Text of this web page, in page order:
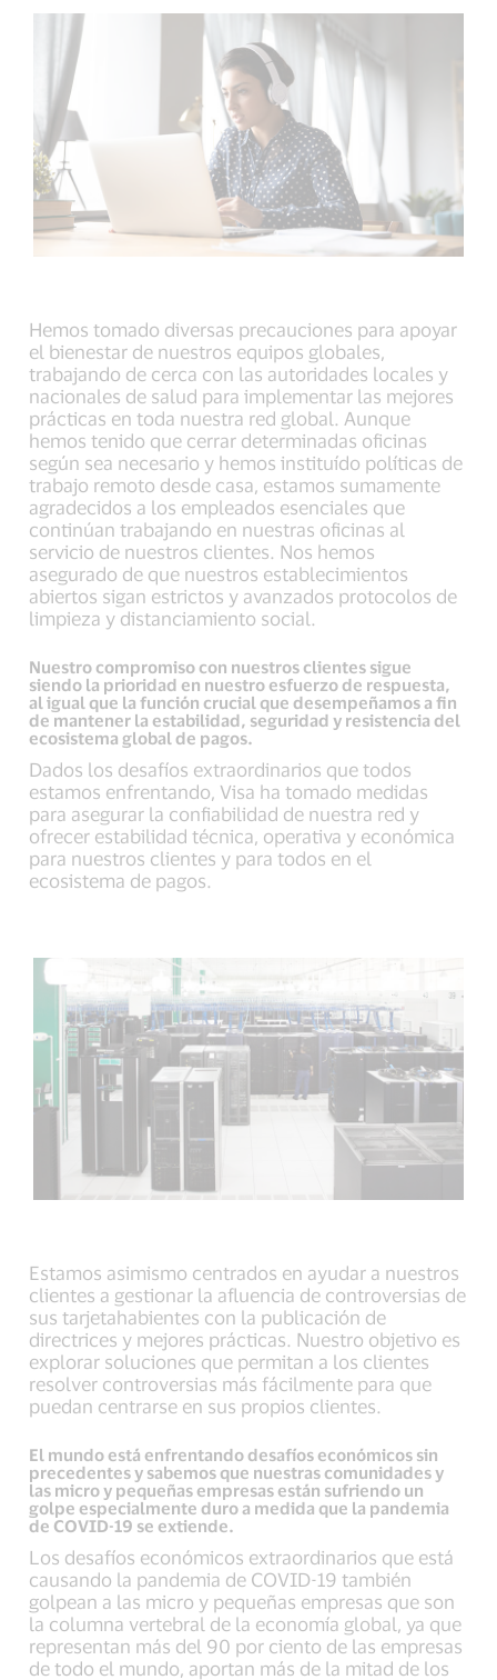
Hemos tomado diversas precauciones para apoyar
el bienestar de nuestros equipos globales,
trabajando de cerca con las autoridades locales y
nacionales de salud para implementar las mejores
prácticas en toda nuestra red global. Aunque
hemos tenido que cerrar determinadas oficinas
según sea necesario y hemos instituído políticas de
trabajo remoto desde casa, estamos sumamente
agradecidos a los empleados esenciales que
continúan trabajando en nuestras oficinas al
servicio de nuestros clientes. Nos hemos
asegurado de que nuestros establecimientos
abiertos sigan estrictos y avanzados protocolos de
limpieza y distanciamiento social.
Nuestro compromiso con nuestros clientes sigue
siendo la prioridad en nuestro esfuerzo de respuesta,
al igual que la función crucial que desempeñamos a fin
de mantener la estabilidad, seguridad y resistencia del
ecosistema global de pagos.
Dados los desafíos extraordinarios que todos
estamos enfrentando, Visa ha tomado medidas
para asegurar la confiabilidad de nuestra red y
ofrecer estabilidad técnica, operativa y económica
para nuestros clientes y para todos en el
ecosistema de pagos.
Estamos asimismo centrados en ayudar a nuestros
clientes a gestionar la afluencia de controversias de
sus tarjetahabientes con la publicación de
directrices y mejores prácticas. Nuestro objetivo es
explorar soluciones que permitan a los clientes
resolver controversias más fácilmente para que
puedan centrarse en sus propios clientes.
El mundo está enfrentando desafíos económicos sin
precedentes y sabemos que nuestras comunidades y
las micro y pequeñas empresas están sufriendo un
golpe especialmente duro a medida que la pandemia
de COVID-19 se extiende.
Los desafíos económicos extraordinarios que está
causando la pandemia de COVID-19 también
golpean a las micro y pequeñas empresas que son
la columna vertebral de la economía global, ya que
representan más del 90 por ciento de las empresas
de todo el mundo, aportan más de la mitad de los